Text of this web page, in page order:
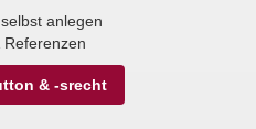
anlegen
Referenzen
& -srecht